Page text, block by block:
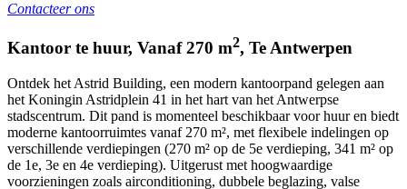
Contacteer ons
Kantoor te huur, Vanaf 270 m2, TeAntwerpen
Ontdek het Astrid Building, een modern kantoorpand gelegen aan
het Koningin Astridplein 41 in het hart van het Antwerpse
stadscentrum. Dit pand is momenteel beschikbaar voor huur en biedt
moderne kantoorruimtes vanaf 270 m², met flexibele indelingen op
verschillende verdiepingen (270 m² op de 5e verdieping, 341 m² op
de 1e, 3e en 4e verdieping). Uitgerust met hoogwaardige
voorzieningen zoals airconditioning, dubbele beglazing, valse